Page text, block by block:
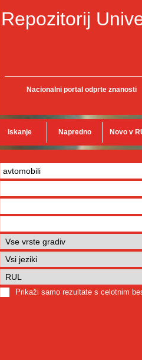
Repozitorij
Nacionalni portal odprte znanosti
Iskanje Napredno Novo v
Prikaži samo rezultate s celotnim